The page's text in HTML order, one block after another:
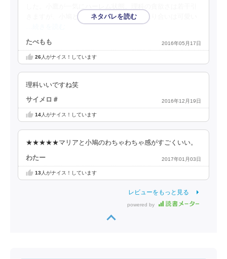
きますが、小鳩とマリアのお兄ちゃんの取り合いは可愛い
たべもも 2016年05月17日
26人がナイス！しています
理科いいですね笑
サイメロ＃ 2016年12月19日
14人がナイス！しています
★★★★★マリアと小鳩のわちゃわちゃ感がすごくいい。
わたー 2017年01月03日
13人がナイス！しています
レビューをもっと見る
powered by